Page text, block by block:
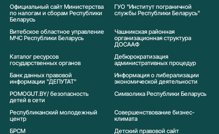
Официальный сайт Министерства
по налогам и сборам Республики
Беларусь
ГУО "Институт пограничной
службы Республики Беларусь"
Витебское областное управление
МЧС Республики Беларусь
Чашникская районная
организационная структура
ДОСААФ
Каталог ресурсов
государственных органов
Дебюрократизация
административных процедур
Банк данных правовой
информации "ДЕПУТАТ"
Информация о либерализации
экономической деятельности
POMOGUT.BY/ безопасность
детей в сети
Символика Реcпублики Беларусь
Республиканский молодежный
центр
Совершенствование бизнес-
климата
БРСМ
Детский правовой сайт